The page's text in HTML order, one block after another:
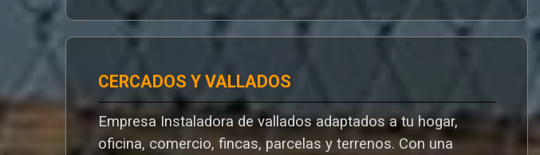
CERCADOS Y VALLADOS
Empresa Instaladora de vallados adaptados a tu hogar,
oficina, comercio, fincas, parcelas y terrenos. Con una